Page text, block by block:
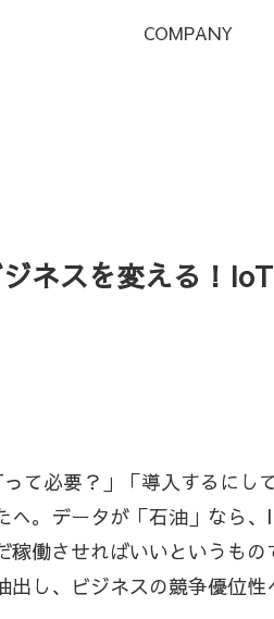
COMPANY
ジネスを変える！
って必要？」「導入するに
へ。データが「石油」なら
稼働させればいいというも
し、ビジネスの競争優位性